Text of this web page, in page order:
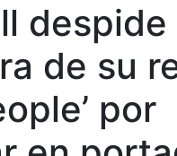
despide
de su
por